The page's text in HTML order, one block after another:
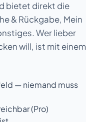
bietet direkt die
& Rückgabe, Mein
Wer lieber
will, ist mit einem
— niemand muss
(Pro)